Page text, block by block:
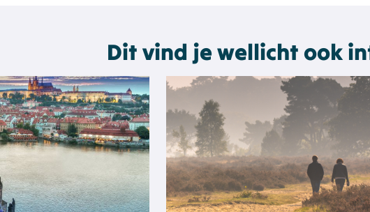
Dit vind je wellicht ook